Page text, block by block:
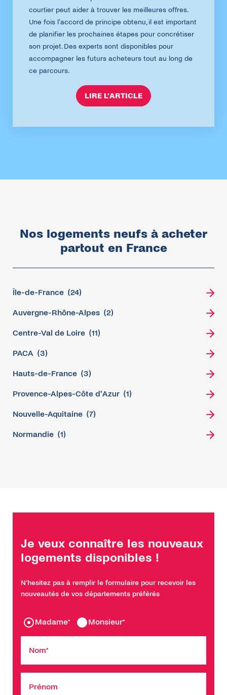
courtier peut aider à trouver les meilleures offres.
Une fois l'accord de principe obtenu, il est important
de planifier les prochaines étapes pour concrétiser
son projet. Des experts sont disponibles pour
accompagner les futurs acheteurs tout au long de
ce parcours.
LIRE L’ARTICLE
Nos logements neufs à acheter
partout en France
Île-de-France (24)
Auvergne-Rhône-Alpes (2)
Centre-Val de Loire (11)
PACA (3)
Hauts-de-France (3)
Provence-Alpes-Côte d'Azur (1)
Nouvelle-Aquitaine (7)
Normandie (1)
Je veux connaître les nouveaux
logements disponibles !
N’hesitez pas à remplir le formulaire pour recevoir les
nouveautés de vos départements préférés
Madame* Monsieur*